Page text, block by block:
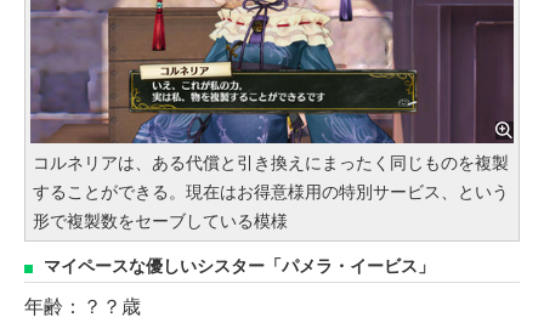
コルネリアは、ある代償と引き換えにまったく同じものを複製
することができる。現在はお得意様用の特別サービス、という
形で複製数をセーブしている模様
マイペースな優しいシスター「パメラ・イービス」
年齢：？？歳